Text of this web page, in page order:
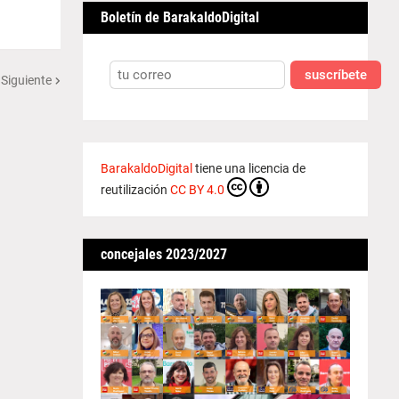
Boletín de BarakaldoDigital
suscríbete
BarakaldoDigital tiene una licencia de
reutilización CC BY 4.0
concejales 2023/2027